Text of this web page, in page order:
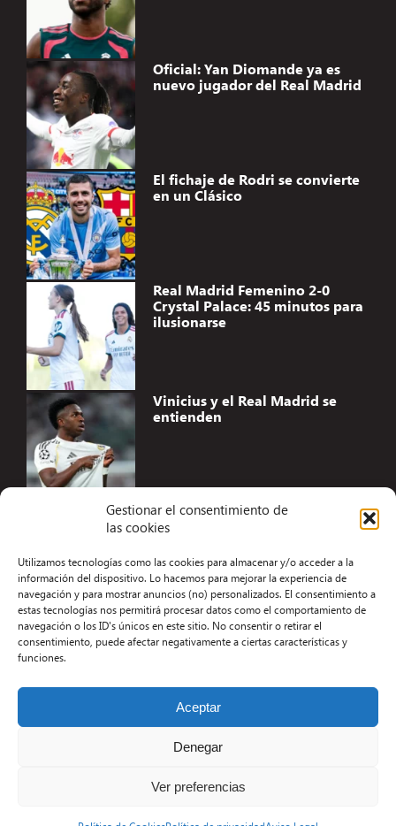
Gestionar el consentimiento de
las cookies
Utilizamos tecnologías como las cookies para almacenar y/o acceder a la
información del dispositivo. Lo hacemos para mejorar la experiencia de
navegación y para mostrar anuncios (no) personalizados. El consentimiento a
estas tecnologías nos permitirá procesar datos como el comportamiento de
navegación o los ID's únicos en este sitio. No consentir o retirar el
consentimiento, puede afectar negativamente a ciertas características y
funciones.
Aceptar
Denegar
Ver preferencias
Oficial: Yan Diomande ya es
nuevo jugador del Real Madrid
El fichaje de Rodri se convierte
en un Clásico
Real Madrid Femenino 2-0
Crystal Palace: 45 minutos para
ilusionarse
Vinicius y el Real Madrid se
entienden
Aviso Legal
Términos y condiciones
Política de privacidad
Contacto
Desarrollo Web por Kiwop